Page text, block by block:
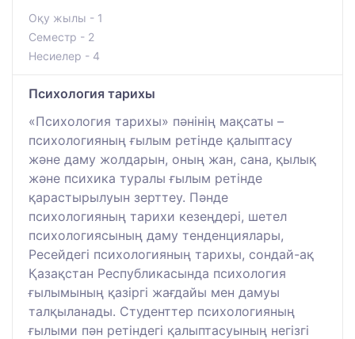
Оқу жылы - 1
Семестр - 2
Несиелер - 4
Психология тарихы
«Психология тарихы» пәнінің мақсаты –
психологияның ғылым ретінде қалыптасу
және даму жолдарын, оның жан, сана, қылық
және психика туралы ғылым ретінде
қарастырылуын зерттеу. Пәнде
психологияның тарихи кезеңдері, шетел
психологиясының даму тенденциялары,
Ресейдегі психологияның тарихы, сондай-ақ
Қазақстан Республикасында психология
ғылымының қазіргі жағдайы мен дамуы
талқыланады. Студенттер психологияның
ғылыми пән ретіндегі қалыптасуының негізгі